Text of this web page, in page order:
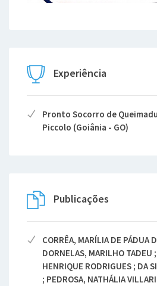
Experiência
Pronto Socorro de
Piccolo (Goiânia - GO)
Publicações
CORRÊA, MARÍLIA DE PÁDUA
DORNELAS, MARILHO TADEU
HENRIQUE RODRIGUES ; DA
; PEDROSA, NATHÁLIA